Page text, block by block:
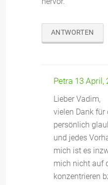
ANTWORTEN
Petra 13 April,
Lieber Vadim,
vielen Dank für
persönlich
und jedes
mich ist es
mich nicht auf
konzentrieren